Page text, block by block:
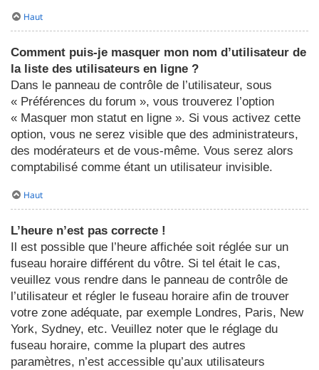
Haut
Comment puis-je masquer mon nom d’utilisateur de
la liste des utilisateurs en ligne ?
Dans le panneau de contrôle de l’utilisateur, sous
« Préférences du forum », vous trouverez l’option
« Masquer mon statut en ligne ». Si vous activez cette
option, vous ne serez visible que des administrateurs,
des modérateurs et de vous-même. Vous serez alors
comptabilisé comme étant un utilisateur invisible.
Haut
L’heure n’est pas correcte !
Il est possible que l’heure affichée soit réglée sur un
fuseau horaire différent du vôtre. Si tel était le cas,
veuillez vous rendre dans le panneau de contrôle de
l’utilisateur et régler le fuseau horaire afin de trouver
votre zone adéquate, par exemple Londres, Paris, New
York, Sydney, etc. Veuillez noter que le réglage du
fuseau horaire, comme la plupart des autres
paramètres, n’est accessible qu’aux utilisateurs